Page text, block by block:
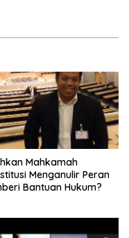
Mahkamah
Menganulir Peran
Bantuan Hukum?